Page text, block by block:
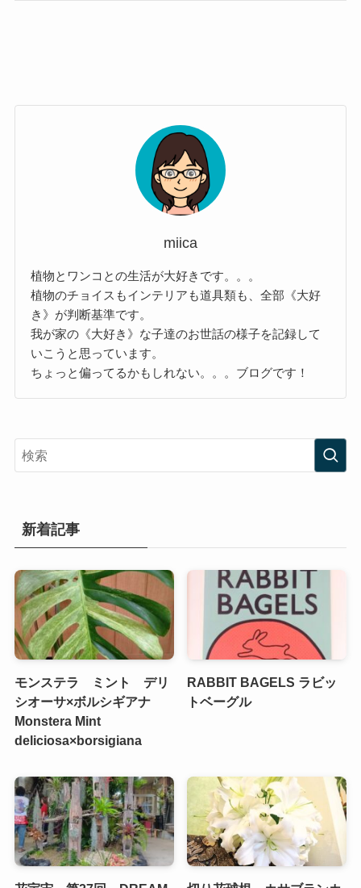
miica
植物とワンコとの生活が大好きです。。。
植物のチョイスもインテリアも道具類も、全部《大好
き》が判断基準です。
我が家の《大好き》な子達のお世話の様子を記録して
いこうと思っています。
ちょっと偏ってるかもしれない。。。ブログです！
新着記事
モンステラ ミント デリ
シオーサ×ボルシギアナ
Monstera Mint
deliciosa×borsigiana
RABBIT BAGELS ラビッ
トベーグル